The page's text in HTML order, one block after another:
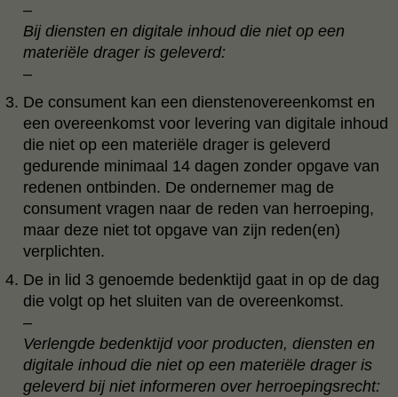
–
Bij diensten en digitale inhoud die niet op een
materiële drager is geleverd:
–
De consument kan een dienstenovereenkomst en
een overeenkomst voor levering van digitale inhoud
die niet op een materiële drager is geleverd
gedurende minimaal 14 dagen zonder opgave van
redenen ontbinden. De ondernemer mag de
consument vragen naar de reden van herroeping,
maar deze niet tot opgave van zijn reden(en)
verplichten.
De in lid 3 genoemde bedenktijd gaat in op de dag
die volgt op het sluiten van de overeenkomst.
–
Verlengde bedenktijd voor producten, diensten en
digitale inhoud die niet op een materiële drager is
geleverd bij niet informeren over herroepingsrecht: